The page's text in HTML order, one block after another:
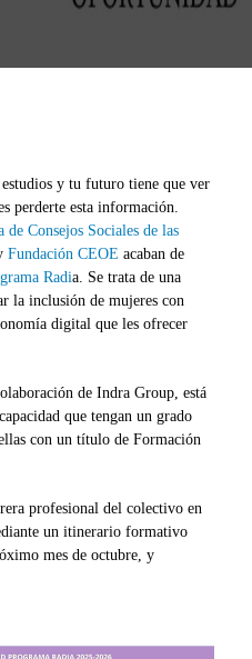
y tu futuro tiene que ver
perderte esta información.
de Consejos Sociales de las
Fundación CEOE acaban de
Radia. Se trata de una
la inclusión de mujeres con
digital que les ofrecer
de Indra Group, está
que tengan un grado
con un título de Formación
profesional del colectivo en
un itinerario formativo
mes de octubre, y